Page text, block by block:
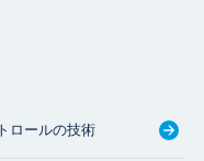
ロールの技術